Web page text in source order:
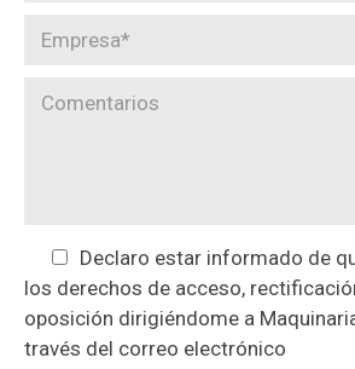
Declaro estar informado de
los derechos de acceso,
oposición dirigiéndome a
través del correo electrónico